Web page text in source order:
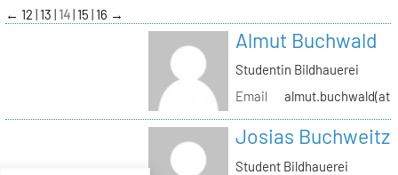
zum
Inhalt
← 12 13 14 15 16 →
Almut Buchwald
Studentin Bildhauerei
Email
Josias Buchweitz
Student Bildhauerei